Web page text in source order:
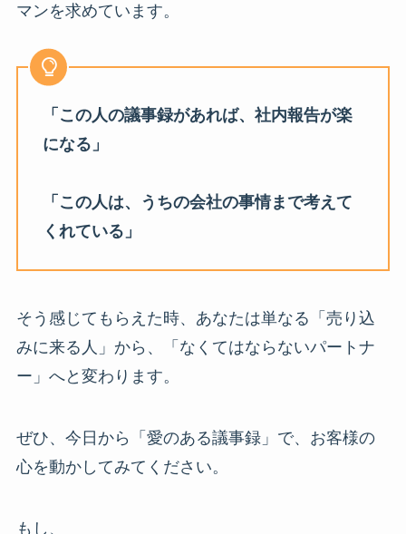
マンを求めています。
「この人の議事録があれば、社内報告が楽
になる」
「この人は、うちの会社の事情まで考えて
くれている」
そう感じてもらえた時、あなたは単なる「売り込
みに来る人」から、「なくてはならないパートナ
ー」へと変わります。
ぜひ、今日から「愛のある議事録」で、お客様の
心を動かしてみてください。
もし、